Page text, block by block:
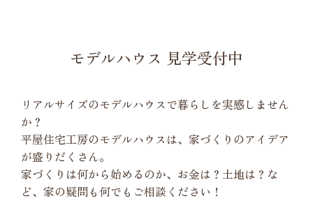
モデルハウス 見学受付中
リアルサイズのモデルハウスで暮らしを実感しません
か？
平屋住宅工房のモデルハウスは、家づくりのアイデア
が盛りだくさん。
家づくりは何から始めるのか、お金は？土地は？な
ど、家の疑問も何でもご相談ください！